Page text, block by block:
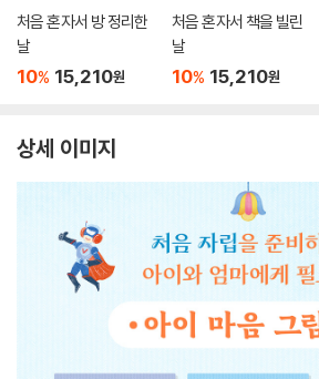
처음 혼자서 방 정리한
날
10% 15,210원
처음 혼자서 책을 빌린
날
10% 15,210원
상세 이미지